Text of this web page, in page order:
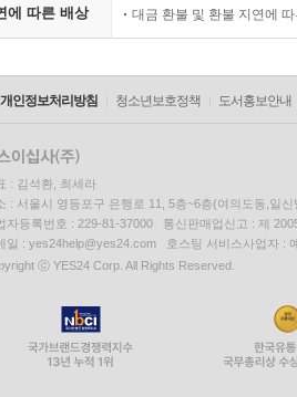
에 따른 배상 대금 환불 및 환불 지연에
개인정보처리방침 청소년보호정책 도서홍보안내
: 김석환, 최세라
: 서울시 영등포구 은행로 11, 5층~6층(여의도동,일신
자등록번호 : 229-81-37000 통신판매업신고 : 제
일 : yes24help@yes24.com 호스팅 서비스사업자 :
ⓒ YES24 Corp. All Rights Reserved.